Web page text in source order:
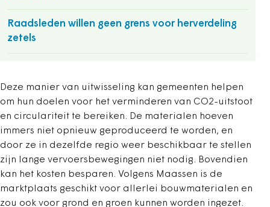
Raadsleden willen geen grens voor herverdeling
zetels
Deze manier van uitwisseling kan gemeenten helpen
om hun doelen voor het verminderen van CO2-uitstoot
en circulariteit te bereiken. De materialen hoeven
immers niet opnieuw geproduceerd te worden, en
door ze in dezelfde regio weer beschikbaar te stellen
zijn lange vervoersbewegingen niet nodig. Bovendien
kan het kosten besparen. Volgens Maassen is de
marktplaats geschikt voor allerlei bouwmaterialen en
zou ook voor grond en groen kunnen worden ingezet.